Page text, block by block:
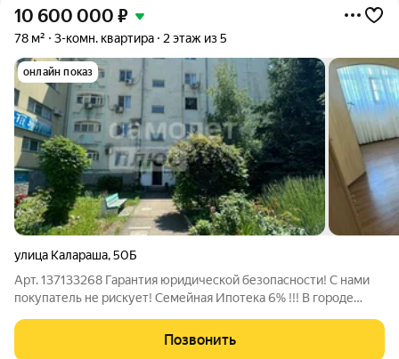
10 600 000 ₽
78 м² 3-комн. квартира 2 этаж из 5
онлайн показ
улица Калараша,50Б
Арт. 137133268 Гарантия юридической безопасности! С нами
покупатель не рискует! Семейная Ипотека 6% !!! В городе
экологически чистом и престижном микрорайоне - Калараша -
продаётся квартира общей
Позвонить